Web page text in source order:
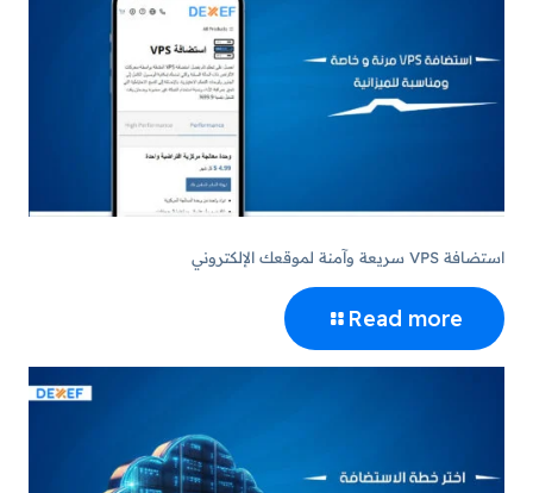
استضافة VPS سريعة وآمنة لموقعك الإلكتروني
Read more